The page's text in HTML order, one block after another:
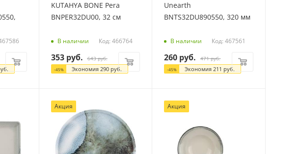
KUTAHYA BONE Pera
BNPER32DU00, 32 см
В наличии Код: 466764
353руб. 643руб.
-45% Экономия 290руб.
Unearth
BNTS32DU890550, 320 мм
В наличии Код: 467561
260 руб. 471руб.
-45% Экономия211 руб.
Акция Акция